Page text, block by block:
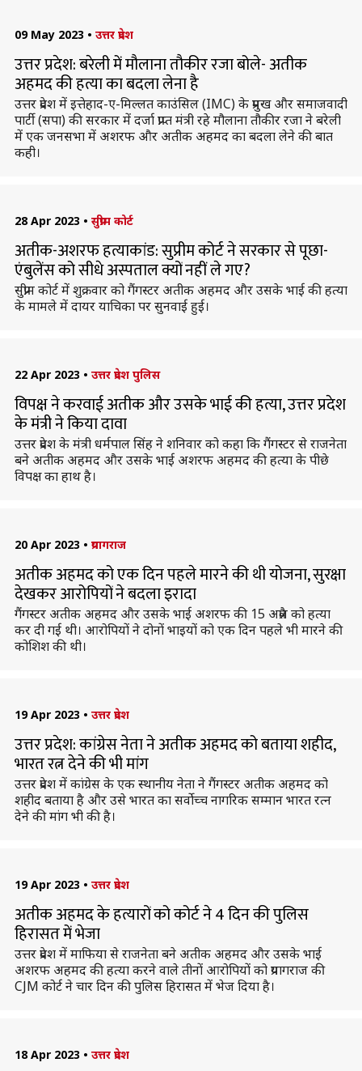
09 May 2023 • उत्तर प्रदेश
उत्तर प्रदेश: बरेली में मौलाना तौकीर रजा बोले- अतीक
अहमद की हत्या का बदला लेना है
उत्तर प्रदेश में इत्तेहाद-ए-मिल्लत काउंसिल (IMC) के प्रमुख और समाजवादी
पार्टी (सपा) की सरकार में दर्जा प्राप्त मंत्री रहे मौलाना तौकीर रजा ने बरेली
में एक जनसभा में अशरफ और अतीक अहमद का बदला लेने की बात
कही।
28 Apr 2023 • सुप्रीम कोर्ट
अतीक-अशरफ हत्याकांड: सुप्रीम कोर्ट ने सरकार से पूछा-
एंबुलेंस को सीधे अस्पताल क्यों नहीं ले गए?
सुप्रीम कोर्ट में शुक्रवार को गैंगस्टर अतीक अहमद और उसके भाई की हत्या
के मामले में दायर याचिका पर सुनवाई हुई।
22 Apr 2023 • उत्तर प्रदेश पुलिस
विपक्ष ने करवाई अतीक और उसके भाई की हत्या, उत्तर प्रदेश
के मंत्री ने किया दावा
उत्तर प्रदेश के मंत्री धर्मपाल सिंह ने शनिवार को कहा कि गैंगस्टर से राजनेता
बने अतीक अहमद और उसके भाई अशरफ अहमद की हत्या के पीछे
विपक्ष का हाथ है।
20 Apr 2023 • प्रयागराज
अतीक अहमद को एक दिन पहले मारने की थी योजना, सुरक्षा
देखकर आरोपियों ने बदला इरादा
गैंगस्टर अतीक अहमद और उसके भाई अशरफ की 15 अप्रैल को हत्या
कर दी गई थी। आरोपियों ने दोनों भाइयों को एक दिन पहले भी मारने की
कोशिश की थी।
19 Apr 2023 • उत्तर प्रदेश
उत्तर प्रदेश: कांग्रेस नेता ने अतीक अहमद को बताया शहीद,
भारत रत्न देने की भी मांग
उत्तर प्रदेश में कांग्रेस के एक स्थानीय नेता ने गैंगस्टर अतीक अहमद को
शहीद बताया है और उसे भारत का सर्वोच्च नागरिक सम्मान भारत रत्न
देने की मांग भी की है।
19 Apr 2023 • उत्तर प्रदेश
अतीक अहमद के हत्यारों को कोर्ट ने 4 दिन की पुलिस
हिरासत में भेजा
उत्तर प्रदेश में माफिया से राजनेता बने अतीक अहमद और उसके भाई
अशरफ अहमद की हत्या करने वाले तीनों आरोपियों को प्रयागराज की
CJM कोर्ट ने चार दिन की पुलिस हिरासत में भेज दिया है।
18 Apr 2023 • उत्तर प्रदेश